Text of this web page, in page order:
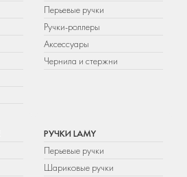
Перьевые ручки
Ручки-роллеры
Аксессуары
Чернила и стержни
РУЧКИ LAMY
Перьевые ручки
Шариковые ручки